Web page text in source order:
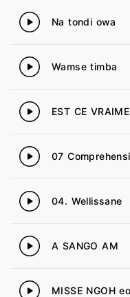
53 Na tondi owa
54 Wamse timba
55 EST CE
56 07
57 04. Wellissane
58 A SANGO AM
59 MISSE NGOH